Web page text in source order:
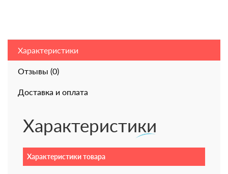
Характеристики
Отзывы (0)
Доставка и оплата
Характеристики
Характеристики товара